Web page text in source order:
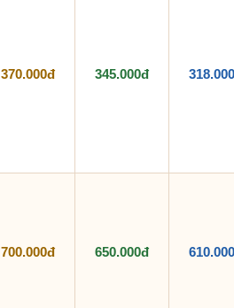
370.000đ 345.000đ
700.000đ 650.000đ